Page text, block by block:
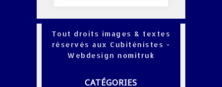
Tout droits images & textes
réservés aux Cubiténistes -
Webdesign nomitruk
CATÉGORIES